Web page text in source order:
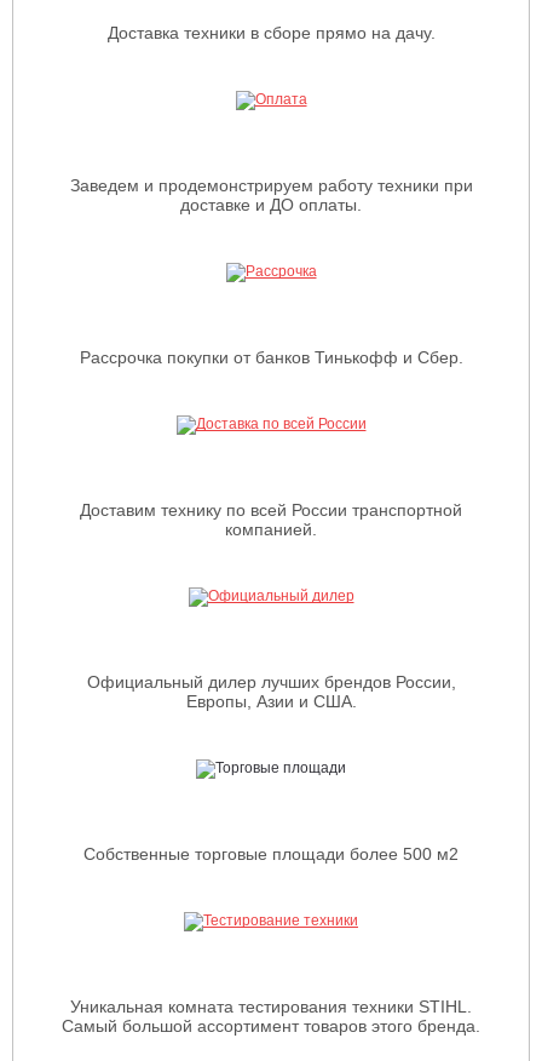
Доставка техники в сборе прямо на дачу.
Заведем и продемонстрируем работу техники при
доставке и ДО оплаты.
Рассрочка покупки от банков Тинькофф и Сбер.
Доставим технику по всей России транспортной
компанией.
Официальный дилер лучших брендов России,
Европы, Азии и США.
Собственные торговые площади более 500 м2
Уникальная комната тестирования техники STIHL.
Самый большой ассортимент товаров этого бренда.